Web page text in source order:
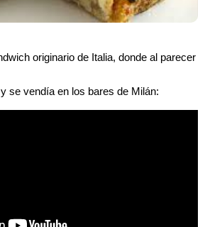
originario de Italia, donde al parecer
se vendía en los bares de Milán: